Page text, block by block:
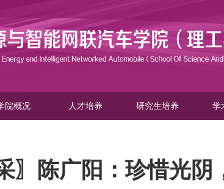
院概况 人才培养 研究生培养 学
〗陈广阳：珍惜光阴